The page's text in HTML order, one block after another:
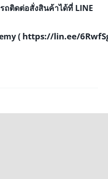
ถติดต่อสั่งสินค้าได้ที่ LINE
( https://lin.ee/